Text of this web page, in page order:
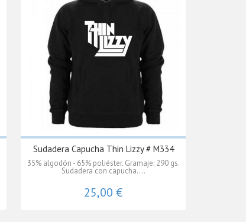
Sudadera Capucha Thin Lizzy # M334
35% algodón - 65% poliéster. Gramaje: 290 gs.
Sudadera con capucha....
25,00 €